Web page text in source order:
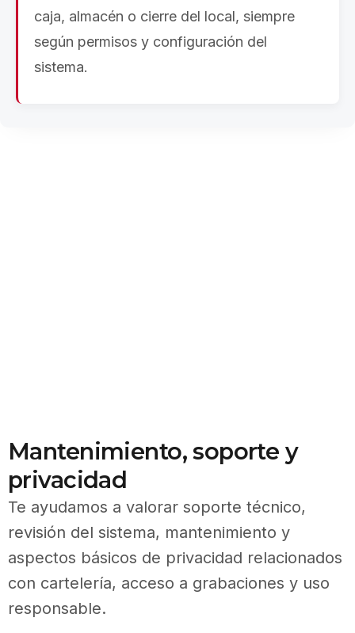
caja, almacén o cierre del local, siempre
según permisos y configuración del
sistema.
Mantenimiento, soporte y
privacidad
Te ayudamos a valorar soporte técnico,
revisión del sistema, mantenimiento y
aspectos básicos de privacidad relacionados
con cartelería, acceso a grabaciones y uso
responsable.